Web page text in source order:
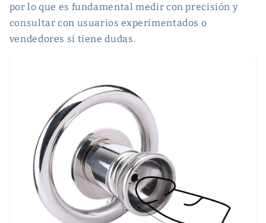
por lo que es fundamental medir con precisión y
consultar con usuarios experimentados o
vendedores si tiene dudas.